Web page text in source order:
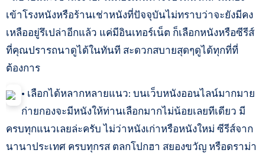
เข้าโรงหนังหรือร้านเช่าหนังที่ปัจจุบันไม่ทราบว่าจะยังมีคง
เหลืออยู่รึเปล่าอีกแล้ว แค่มีอินเทอร์เน็ต ก็เลือกหนังหรือซีรีส์
ที่คุณปรารถนาดูได้ในทันที สะดวกสบายสุดๆดูได้ทุกที่ที่
ต้องการ
• เลือกได้หลากหลายแนว: บนเว็บหนังออนไลน์มากมาย
ก่ายกองจะมีหนังให้ท่านเลือกมากไม่น้อยเลยทีเดียว มี
ครบทุกแนวเลยล่ะครับ ไม่ว่าหนังเก่าหรือหนังใหม่ ซีรีส์จาก
นานาประเทศ ครบทุกรส ตลกโปกฮา สยองขวัญ หรือดราม่า